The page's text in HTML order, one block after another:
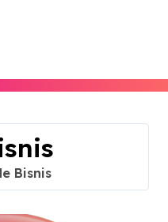
Bisnis